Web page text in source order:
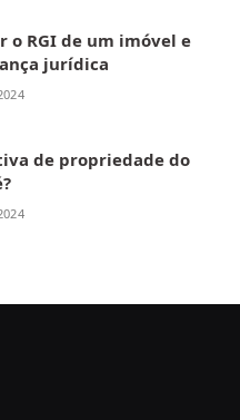
o RGI de um imóvel e
jurídica
de propriedade do